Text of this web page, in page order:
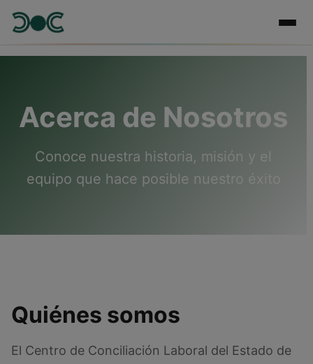
Acerca de Nosotros
Conoce nuestra historia, misión y el
equipo que hace posible nuestro éxito
Quiénes somos
El Centro de Conciliación Laboral del Estado de